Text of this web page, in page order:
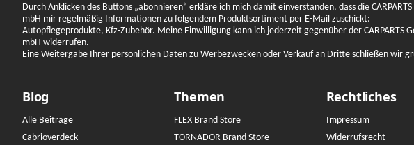
Durch Anklicken des Buttons „abonnieren“ erkläre ich mich damit einverstanden, dass die
mbH mir regelmäßig Informationen zu folgendem Produktsortiment per E-Mail zuschickt:
Autopflegeprodukte, Kfz-Zubehör. Meine Einwilligung kann ich jederzeit gegenüber der CARPARTS
mbH widerrufen.
Eine Weitergabe Ihrer persönlichen Daten zu Werbezwecken oder Verkauf an Dritte schließen wir
Blog
Alle Beiträge
Cabrioverdeck
Themen
FLEX Brand Store
TORNADOR Brand Store
Rechtliches
Impressum
Widerrufsrecht